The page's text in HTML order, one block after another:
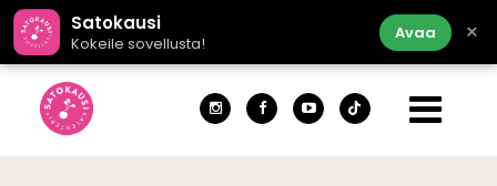
Satokausi
Kokeile sovellusta!
Avaa ×